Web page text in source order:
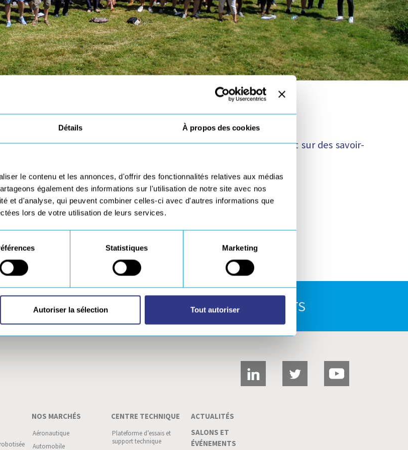
Détails À propos des cookies
le contenu et les annonces, d'offrir des fonctionnalités relatives aux médias
également des informations sur l'utilisation de notre site avec nos
et d'analyse, qui peuvent combiner celles-ci avec d'autres informations que
lors de votre utilisation de leurs services.
Statistiques Marketing
Autoriser la sélection Tout autoriser
spontanées
investir dans un groupe à dimension internationale s’appuyant sur des savoir-
le site europetechnologies.com.
du groupe et postuler en ligne.
ESPACE DE TÉLÉCHARGEMENTS
NOS MARCHÉS
Aéronautique
Automobile
CENTRE TECHNIQUE
Plateforme d’essais et
support technique
ACTUALITÉS
SALONS ET
ÉVÉNEMENTS